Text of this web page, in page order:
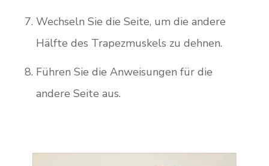
Wechseln Sie die Seite, um die andere
Hälfte des Trapezmuskels zu dehnen.
Führen Sie die Anweisungen für die
andere Seite aus.